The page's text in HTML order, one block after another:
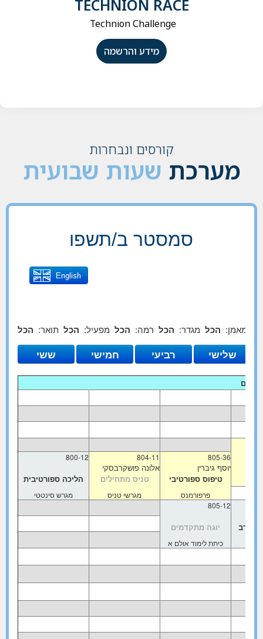
TECHNION RACE
Technion Challenge
מידע והרשמה
קורסים ונבחרות
מערכת שעות שבועית